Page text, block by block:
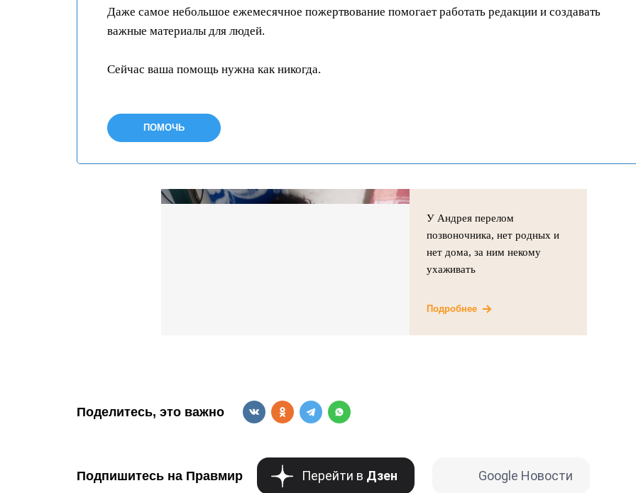
Даже самое небольшое ежемесячное пожертвование помогает работать редакции и создавать
важные материалы для людей.
Сейчас ваша помощь нужна как никогда.
ПОМОЧЬ
У Андрея перелом
позвоночника, нет родных и
нет дома, за ним некому
ухаживать
Подробнее
Поделитесь, это важно
Подпишитесь на Правмир Перейти в Дзен Google Новости